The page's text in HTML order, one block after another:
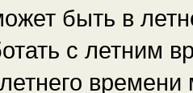
быть в
с летним